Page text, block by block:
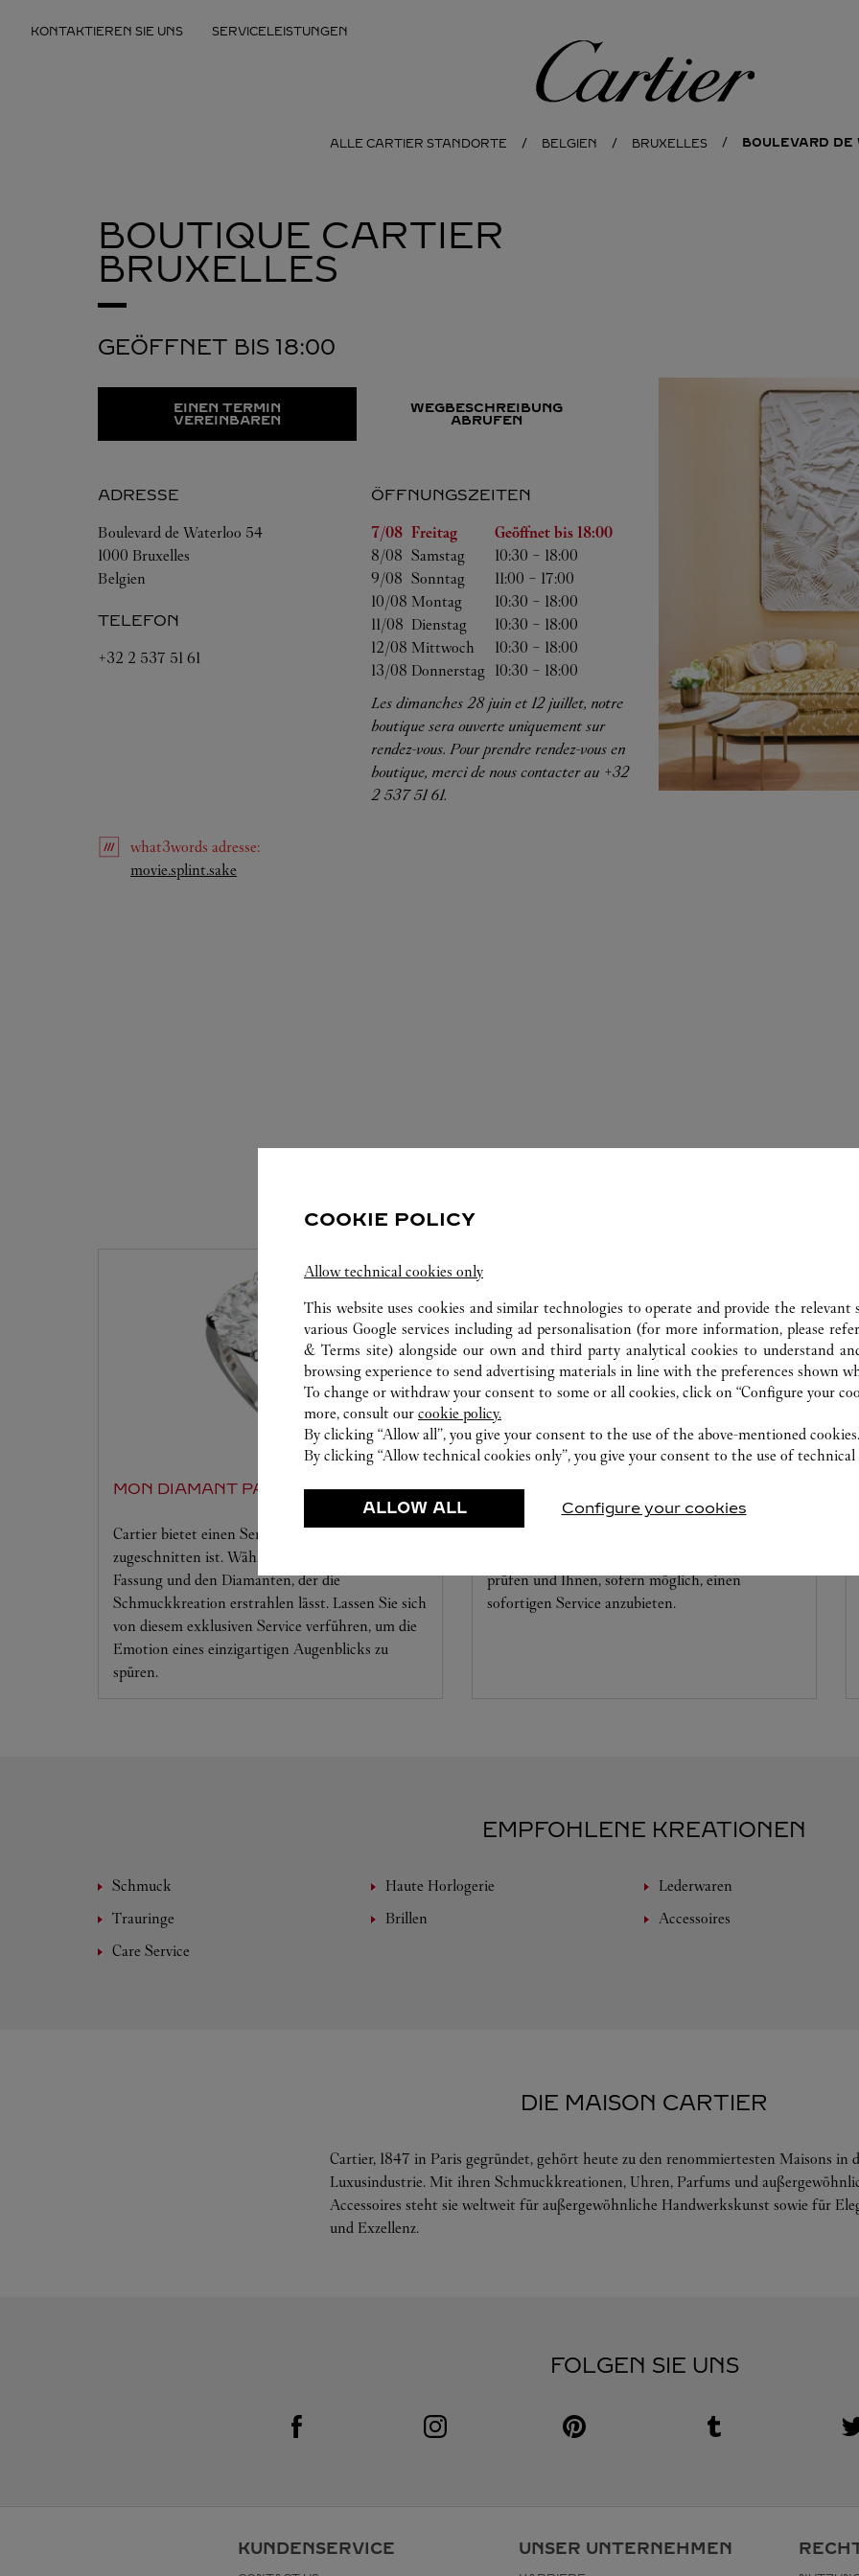
KONTAKTIEREN SIE UNS SERVICELEISTUNGEN
Cartier
ALLE CARTIER STANDORTE BELGIEN BRUXELLES BOULEVARD
BOUTIQUE CARTIER
BRUXELLES
GEÖFFNET BIS 18:00
EINEN TERMIN
VEREINBAREN
WEGBESCHREIBUNG
ABRUFEN
ADRESSE
Boulevard de Waterloo 54
1000 Bruxelles
Belgien
TELEFON
+32 2 537 51 61
ÖFFNUNGSZEITEN
WochentagÖffnungszeiten
7/08 Freitag Geöffnet bis 18:00
8/08 Samstag 10:30 - 18:00
9/08 Sonntag 11:00 - 17:00
10/08 Montag 10:30 - 18:00
11/08 Dienstag 10:30 - 18:00
12/08 Mittwoch 10:30 - 18:00
13/08 Donnerstag 10:30 - 18:00
Les dimanches 28 juin et 12 juillet, notre
boutique sera ouverte uniquement sur
rendez-vous. Pour prendre rendez-vous en
boutique, merci de nous contacter au +32
2 537 51 61.
what3words adresse:
movie.splint.sake
MON DIAMANT PAR CARTIER
Cartier bietet einen Service, der auf Ihre Träume
zugeschnitten ist. Wählen Sie die gewünschte
Fassung und den Diamanten, der die
Schmuckkreation erstrahlen lässt. Lassen Sie sich
von diesem exklusiven Service verführen, um die
Emotion eines einzigartigen Augenblicks zu
spüren.
UHRMACHERATELIER
Unsere Cartier Experten stehen Ihnen in dieser
prüfen und Ihnen, sofern möglich, einen
sofortigen Service anzubieten.
EMPFOHLENE KREATIONEN
Schmuck Haute Horlogerie Lederwaren
Trauringe
Brillen Accessoires
Care Service
DIE MAISON CARTIER
Cartier, 1847 in Paris gegründet, gehört heute zu den renommiertesten Maisons in
Luxusindustrie. Mit ihren Schmuckkreationen, Uhren, Parfums und
Accessoires steht sie weltweit für außergewöhnliche Handwerkskunst sowie für
und Exzellenz.
FOLGEN SIE UNS
Visit us on Facebook
Link Opens in New Tab Visit us on Instagram
Link Opens in New Tab Visit us on Pinterest
Link Opens in New Tab Visit us on Tumblr
Link Opens in New Tab
KUNDENSERVICE UNSER UNTERNEHMEN
COOKIE POLICY
Allow technical cookies only
This website uses cookies and similar technologies to operate and provide the relevant
various Google services including ad personalisation (for more information, please
& Terms site) alongside our own and third party analytical cookies to understand
browsing experience to send advertising materials in line with the preferences shown
To change or withdraw your consent to some or all cookies, click on “Configure your
more, consult our cookie policy.
By clicking “Allow all”, you give your consent to the use of the above-mentioned cookies.
By clicking “Allow technical cookies only”, you give your consent to the use of technical
ALLOW ALL Configure your cookies